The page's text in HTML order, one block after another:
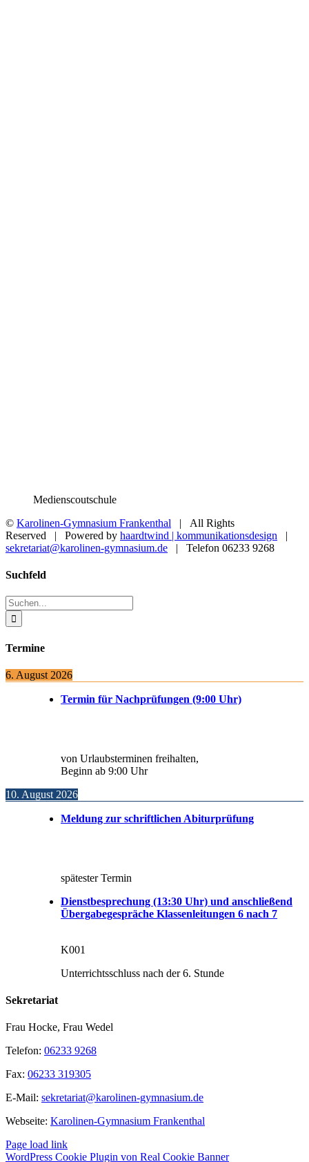
Medienscoutschule
© Karolinen-Gymnasium Frankenthal | All Rights
Reserved | Powered by haardtwind | kommunikationsdesign |
sekretariat@karolinen-gymnasium.de | Telefon 06233 9268
Toggle
Bar
Area
Suchfeld
Suche
nach:
Termine
6. August 2026
Termin für Nachprüfungen (9:00 Uhr)
von Urlaubsterminen freihalten,
Beginn ab 9:00 Uhr
10. August 2026
Meldung zur schriftlichen Abiturprüfung
spätester Termin
Dienstbesprechung (13:30 Uhr) und anschließend
Übergabegespräche Klassenleitungen 6 nach 7
K001
Unterrichtsschluss nach der 6. Stunde
Sekretariat
Frau Hocke, Frau Wedel
Telefon: 06233 9268
Fax: 06233 319305
E-Mail: sekretariat@karolinen-gymnasium.de
Webseite: Karolinen-Gymnasium Frankenthal
Page load link
WordPress Cookie Plugin von Real Cookie Banner